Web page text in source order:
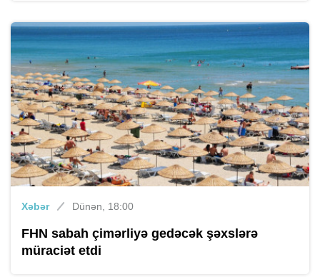
Xəbər Dünən, 18:00
FHN sabah çimərliyə gedəcək şəxslərə
müraciət etdi